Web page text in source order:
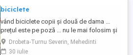
biciclete
vând biciclete copii și două de dama ...
prețul este pe poză ... nu le mai folosim și
le vindem... preț negociabil
Drobeta-Turnu Severin, Mehedinti
30 iulie